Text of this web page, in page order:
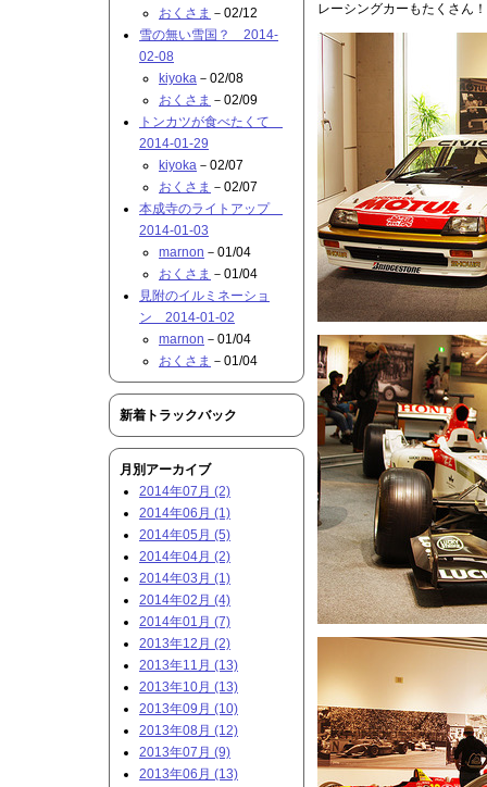
レーシングカーもたくさん！
おくさま －02/12
雪の無い雪国？ 2014-
02-08
kiyoka －02/08
おくさま －02/09
トンカツが食べたくて
2014-01-29
kiyoka －02/07
おくさま －02/07
本成寺のライトアップ
2014-01-03
marnon －01/04
おくさま －01/04
見附のイルミネーショ
ン 2014-01-02
marnon －01/04
おくさま －01/04
新着トラックバック
月別アーカイブ
2014年07月 (2)
2014年06月 (1)
2014年05月 (5)
2014年04月 (2)
2014年03月 (1)
2014年02月 (4)
2014年01月 (7)
2013年12月 (2)
2013年11月 (13)
2013年10月 (13)
2013年09月 (10)
2013年08月 (12)
2013年07月 (9)
2013年06月 (13)